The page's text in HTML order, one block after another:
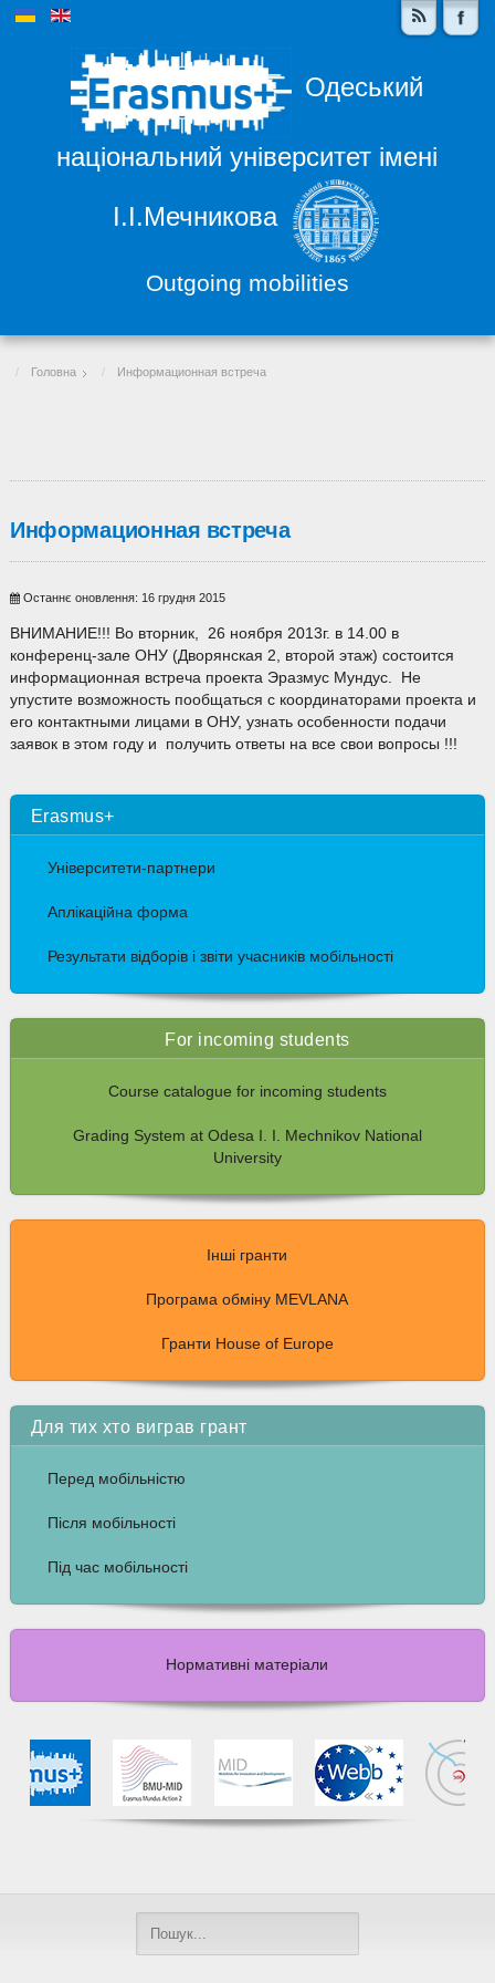
Одеський
національний університет імені
І.І.Мечникова
Outgoing mobilities
Головна Информационная встреча
Информационная встреча
Останнє оновлення: 16 грудня 2015
ВНИМАНИЕ!!! Во вторник, 26 ноября 2013г. в 14.00 в
конференц-зале ОНУ (Дворянская 2, второй этаж) состоится
информационная встреча проекта Эразмус Мундус. Не
упустите возможность пообщаться с координаторами проекта и
его контактными лицами в ОНУ, узнать особенности подачи
заявок в этом году и получить ответы на все свои вопросы !!!
Erasmus+
Університети-партнери
Аплікаційна форма
Результати відборів і звіти учасників мобільності
For incoming students
Course catalogue for incoming students
Grading System at Odesa I. I. Mechnikov National
University
Інші гранти
Програма обміну MEVLANA
Гранти House of Europe
Для тих хто виграв грант
Перед мобільністю
Після мобільності
Під час мобільності
Нормативні матеріали